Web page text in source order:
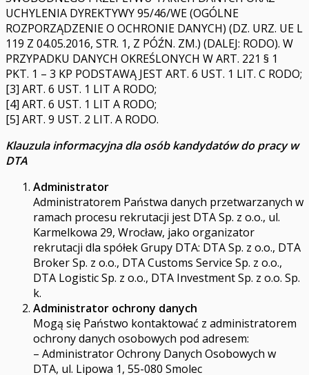
UCHYLENIA DYREKTYWY 95/46/WE (OGÓLNE
ROZPORZĄDZENIE O OCHRONIE DANYCH) (DZ. URZ. UE L
119 Z 04.05.2016, STR. 1, Z PÓŹN. ZM.) (DALEJ: RODO). W
PRZYPADKU DANYCH OKREŚLONYCH W ART. 221 § 1
PKT. 1 – 3 KP PODSTAWĄ JEST ART. 6 UST. 1 LIT. C RODO;
[3] ART. 6 UST. 1 LIT A RODO;
[4] ART. 6 UST. 1 LIT A RODO;
[5] ART. 9 UST. 2 LIT. A RODO.
Klauzula informacyjna dla osób kandydatów do pracy w
DTA
Administrator
Administratorem Państwa danych przetwarzanych w
ramach procesu rekrutacji jest DTA Sp. z o.o., ul.
Karmelkowa 29, Wrocław, jako organizator
rekrutacji dla spółek Grupy DTA: DTA Sp. z o.o., DTA
Broker Sp. z o.o., DTA Customs Service Sp. z o.o.,
DTA Logistic Sp. z o.o., DTA Investment Sp. z o.o. Sp.
k.
Administrator ochrony danych
Mogą się Państwo kontaktować z administratorem
ochrony danych osobowych pod adresem:
– Administrator Ochrony Danych Osobowych w
DTA, ul. Lipowa 1, 55-080 Smolec